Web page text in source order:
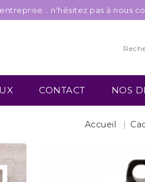
n'hésitez pas à nous
CONTACT NOS
Accueil